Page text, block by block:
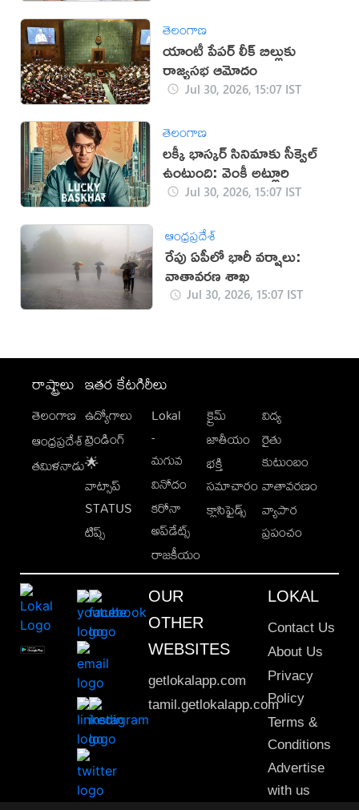
తెలంగాణ
యాంటీ పేపర్ లీక్ బిల్లుకు
రాజ్యసభ ఆమోదం
Jul 30, 2026, 15:07 IST
తెలంగాణ
లక్కీ భాస్కర్ సినిమాకు సీక్వెల్
ఉంటుంది: వెంకీ అట్లూరి
Jul 30, 2026, 15:07 IST
ఆంధ్రప్రదేశ్
రేపు ఏపీలో భారీ వర్షాలు:
వాతావరణ శాఖ
Jul 30, 2026, 15:07 IST
రాష్ట్రాలు
తెలంగాణ
ఆంధ్రప్రదేశ్
తమిళనాడు
ఇతర కేటగిరీలు
ఉద్యోగాలు
ట్రెండింగ్
🌟
వాట్సాప్
STATUS
టిప్స్
Lokal
-
మగువ
వినోదం
కరోనా
అప్‌డేట్స్
రాజకీయం
క్రైమ్
జాతీయం
భక్తి
సమాచారం
క్లాసిఫైడ్స్
విద్య
రైతు
కుటుంబం
వాతావరణం
వ్యాపార
ప్రపంచం
OUR
OTHER
WEBSITES
getlokalapp.com
tamil.getlokalapp.com
LOKAL
Contact Us
About Us
Privacy
Policy
Terms &
Conditions
Advertise
with us